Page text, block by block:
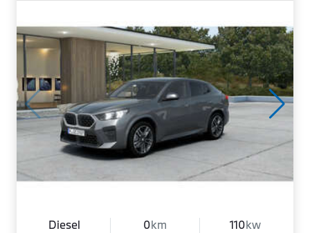
Diesel 0km 110kw